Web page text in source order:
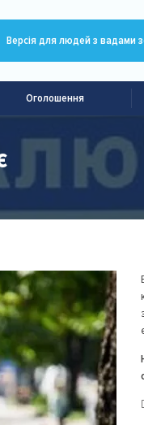
Версія для людей з вадами
Оголошення